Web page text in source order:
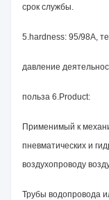
срок службы.
5.hardness: 95/98A,
давление
польза 6.Product:
Применимый к
пневматических и
воздухопроводу
Трубы водопровода